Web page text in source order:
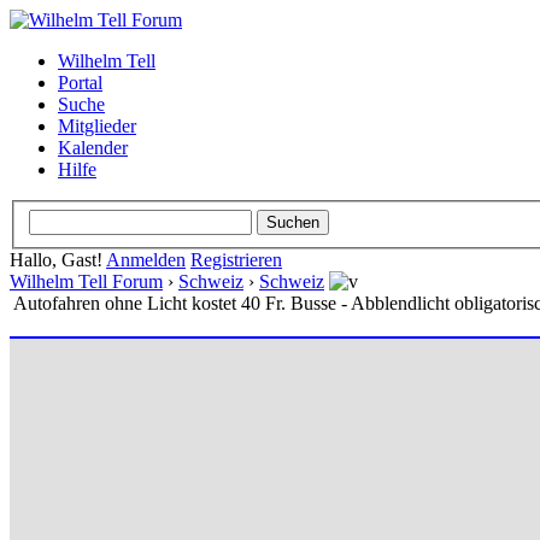
Wilhelm Tell
Portal
Suche
Mitglieder
Kalender
Hilfe
Hallo, Gast! Anmelden Registrieren
Wilhelm Tell Forum › Schweiz › Schweiz
Autofahren ohne Licht kostet 40 Fr. Busse - Abblendlicht